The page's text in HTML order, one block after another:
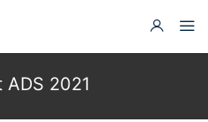
ADS 2021